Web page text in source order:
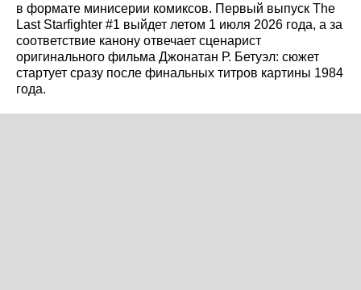
в формате минисерии комиксов. Первый выпуск The
Last Starfighter #1 выйдет летом 1 июля 2026 года, а за
соответствие канону отвечает сценарист
оригинального фильма Джонатан Р. Бетуэл: сюжет
стартует сразу после финальных титров картины 1984
года.